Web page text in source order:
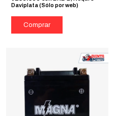
Daviplata (Sólo por web)